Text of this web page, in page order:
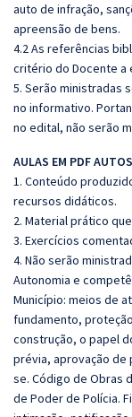
auto de infração,
apreensão de bens.
4.2 As referências
critério do Docente a
5. Serão ministradas
no informativo.
no edital, não serão
AULAS EM PDF
1. Conteúdo
recursos didáticos.
2. Material prático
3. Exercícios
4. Não serão
Autonomia e
Município: meios de
fundamento,
construção, o papel
prévia, aprovação de
se. Código de Obras
de Poder de Polícia.